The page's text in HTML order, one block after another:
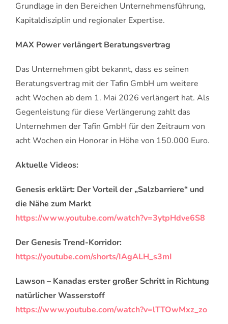
Grundlage in den Bereichen Unternehmensführung,
Kapitaldisziplin und regionaler Expertise.
MAX Power verlängert Beratungsvertrag
Das Unternehmen gibt bekannt, dass es seinen
Beratungsvertrag mit der Tafin GmbH um weitere
acht Wochen ab dem 1. Mai 2026 verlängert hat. Als
Gegenleistung für diese Verlängerung zahlt das
Unternehmen der Tafin GmbH für den Zeitraum von
acht Wochen ein Honorar in Höhe von 150.000 Euro.
Aktuelle Videos:
Genesis erklärt: Der Vorteil der „Salzbarriere“ und
die Nähe zum Markt
https://www.youtube.com/watch?v=3ytpHdve6S8
Der Genesis Trend-Korridor:
https://youtube.com/shorts/IAgALH_s3mI
Lawson – Kanadas erster großer Schritt in Richtung
natürlicher Wasserstoff
https://www.youtube.com/watch?v=lTTOwMxz_zo